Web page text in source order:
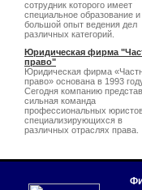
сотрудник которого имеет
специальное образование и
большой опыт ведения дел
различных категорий.
Юридическая фирма
право"
Юридическая фирма
право» основана в 1993
Сегодня компанию
сильная команда
профессиональных
специализирующихся в
различных отраслях права.